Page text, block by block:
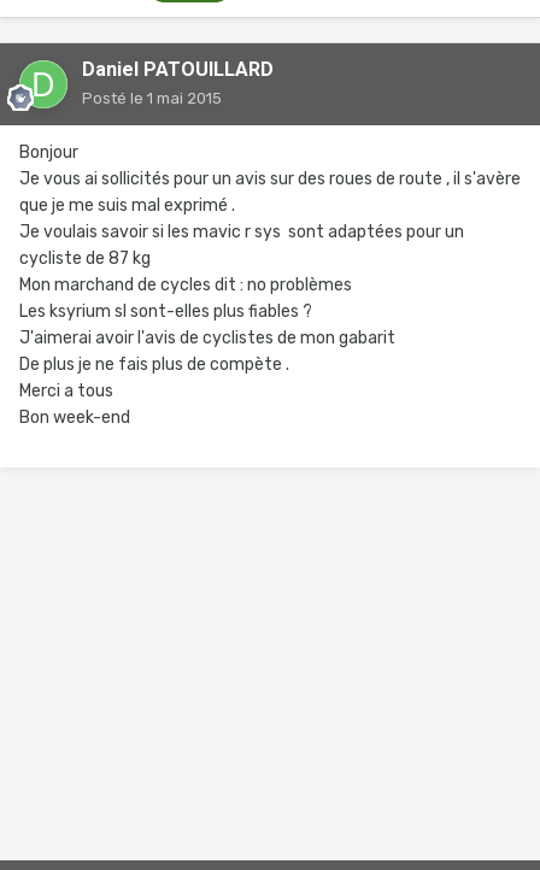
Daniel PATOUILLARD
Posté le 1 mai 2015
Bonjour
Je vous ai sollicités pour un avis sur des roues de route , il s'avère
que je me suis mal exprimé .
Je voulais savoir si les mavic r sys sont adaptées pour un
cycliste de 87 kg
Mon marchand de cycles dit : no problèmes
Les ksyrium sl sont-elles plus fiables ?
J'aimerai avoir l'avis de cyclistes de mon gabarit
De plus je ne fais plus de compète .
Merci a tous
Bon week-end